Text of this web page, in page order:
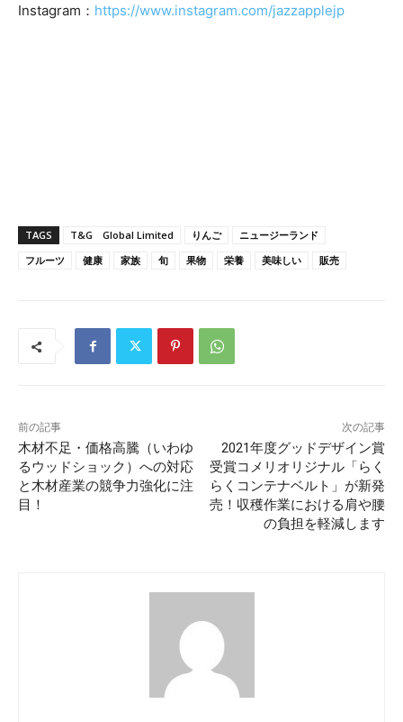
Instagram： https://www.instagram.com/jazzapplejp
TAGS T&G Global Limited りんご
ニュージーランド
フルーツ
健康 家族 旬 果物 栄養 美味しい 販売
前の記事
木材不足・価格高騰（いわゆ
るウッドショック）への対応
と木材産業の競争力強化に注
目！
次の記事
2021年度グッドデザイン賞
受賞コメリオリジナル「らく
らくコンテナベルト」が新発
売！収穫作業における肩や腰
の負担を軽減します